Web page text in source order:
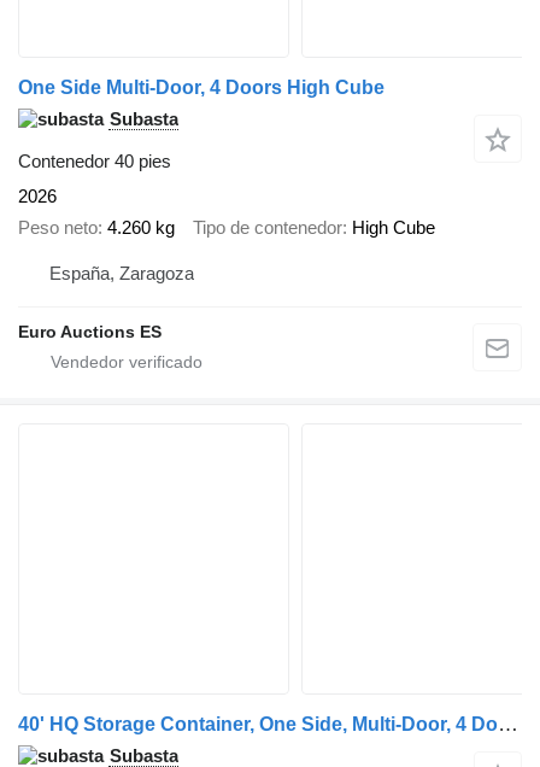
One Side Multi-Door, 4 Doors High Cube
Subasta
Contenedor 40 pies
2026
Peso neto 4.260 kg Tipo de contenedor High Cube
España, Zaragoza
Euro Auctions ES
40' HQ Storage Container, One Side, Multi-Door, 4 Doors
Subasta